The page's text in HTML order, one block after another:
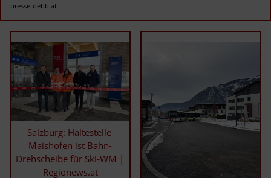
presse-oebb.at
Salzburg: Haltestelle
Maishofen ist Bahn-
Drehscheibe für Ski-WM |
Regionews.at